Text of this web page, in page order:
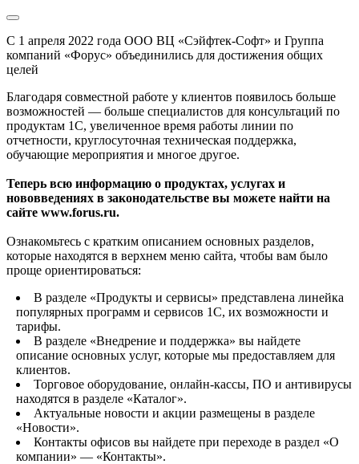
С 1 апреля 2022 года ООО ВЦ «Сэйфтек-Софт» и Группа
компаний «Форус» объединились для достижения общих
целей
Благодаря совместной работе у клиентов появилось больше
возможностей — больше специалистов для консультаций по
продуктам 1С, увеличенное время работы линии по
отчетности, круглосуточная техническая поддержка,
обучающие мероприятия и многое другое.
Теперь всю информацию о продуктах, услугах и
нововведениях в законодательстве вы можете найти на
сайте www.forus.ru.
Ознакомьтесь с кратким описанием основных разделов,
которые находятся в верхнем меню сайта, чтобы вам было
проще ориентироваться:
В разделе «Продукты и сервисы» представлена линейка
популярных программ и сервисов 1С, их возможности и
тарифы.
В разделе «Внедрение и поддержка» вы найдете
описание основных услуг, которые мы предоставляем для
клиентов.
Торговое оборудование, онлайн-кассы, ПО и антивирусы
находятся в разделе «Каталог».
Актуальные новости и акции размещены в разделе
«Новости».
Контакты офисов вы найдете при переходе в раздел «О
компании» — «Контакты».